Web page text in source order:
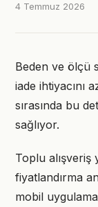
4 Temmuz 2026
Beden ve ölçü
iade ihtiyacını
sırasında bu
sağlıyor.
Toplu
fiyatlandırma
mobil